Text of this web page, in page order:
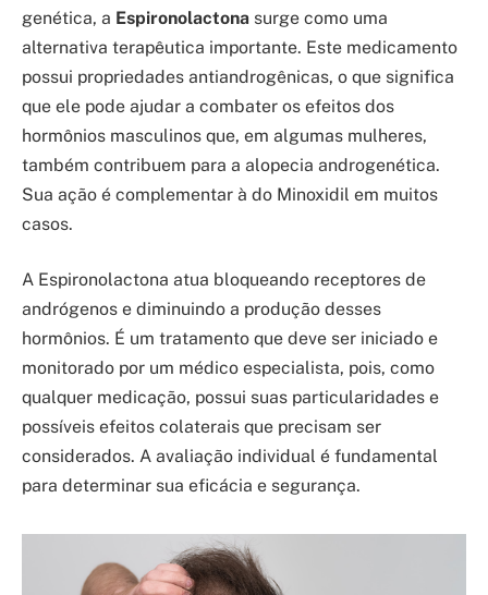
genética, a Espironolactona surge como uma
alternativa terapêutica importante. Este medicamento
possui propriedades antiandrogênicas, o que significa
que ele pode ajudar a combater os efeitos dos
hormônios masculinos que, em algumas mulheres,
também contribuem para a alopecia androgenética.
Sua ação é complementar à do Minoxidil em muitos
casos.
A Espironolactona atua bloqueando receptores de
andrógenos e diminuindo a produção desses
hormônios. É um tratamento que deve ser iniciado e
monitorado por um médico especialista, pois, como
qualquer medicação, possui suas particularidades e
possíveis efeitos colaterais que precisam ser
considerados. A avaliação individual é fundamental
para determinar sua eficácia e segurança.